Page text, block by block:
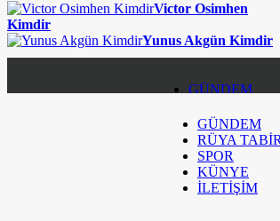
Victor Osimhen
Kimdir
Yunus Akgün Kimdir
GÜNDEM
RÜYA
SPOR
KÜNYE
GÜNDEM
RÜYA
SPOR
KÜNYE
İLETİŞİM